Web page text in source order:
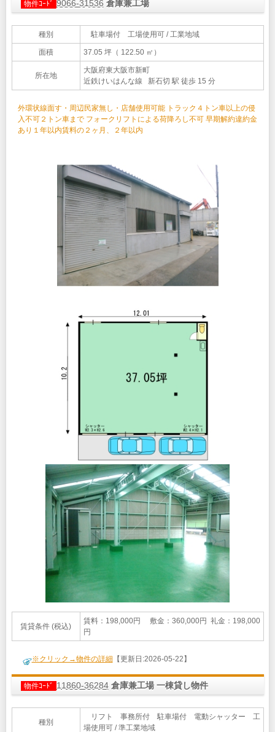
物件ｺｰﾄﾞ 9066-31536 倉庫兼工場
種別 駐車場付 工場使用可 / 工業地域
面積 37.05 坪（ 122.50 ㎡）
所在地
大阪府東大阪市新町
近鉄けいはんな線 新石切 駅 徒歩 15 分
外環状線面す・周辺民家無し・店舗使用可能 トラック４トン車以上の侵
入不可２トン車まで フォークリフトによる荷降ろし不可 早期解約違約金
あり１年以内賃料の２ヶ月、２年以内
賃貸条件 (税込)
賃料：198,000円 敷金：360,000円 礼金：198,000
円
※クリック→物件の詳細 【更新日:2026-05-22】
物件ｺｰﾄﾞ 11860-36284 倉庫兼工場 一棟貸し物件
種別
リフト 事務所付 駐車場付 電動シャッター 工
場使用可 / 準工業地域